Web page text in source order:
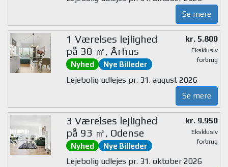
Se mere
1 Værelses lejlighed
på 30 ㎡, Århus
Nyhed Nye Billeder
kr. 5.800
Eksklusiv
forbrug
Lejebolig udlejes pr. 31. august 2026
Se mere
3 Værelses lejlighed
på 93 ㎡, Odense
Nyhed Nye Billeder
kr. 9.950
Eksklusiv
forbrug
Lejebolig udlejes pr. 31. oktober 2026